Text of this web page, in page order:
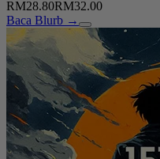
RM28.80RM32.00
Baca Blurb →